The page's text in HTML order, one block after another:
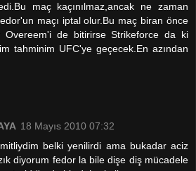
maç kaçınılmaz,ancak ne zaman
maçı iptal olur.Bu maç biran önce
Overeem'i de bitirirse Strikeforce da ki
tahminim UFC'ye geçecek.En azından
18 Mayıs 2010 07:32
belki yenilirdi ama bukadar aciz
diyorum fedor la bile dişe diş mücadele